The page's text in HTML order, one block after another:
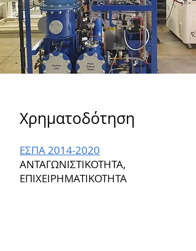
Χρηματοδότηση
ΕΣΠΑ 2014-2020
ΑΝΤΑΓΩΝΙΣΤΙΚΟΤΗΤΑ,
ΕΠΙΧΕΙΡΗΜΑΤΙΚΟΤΗΤΑ